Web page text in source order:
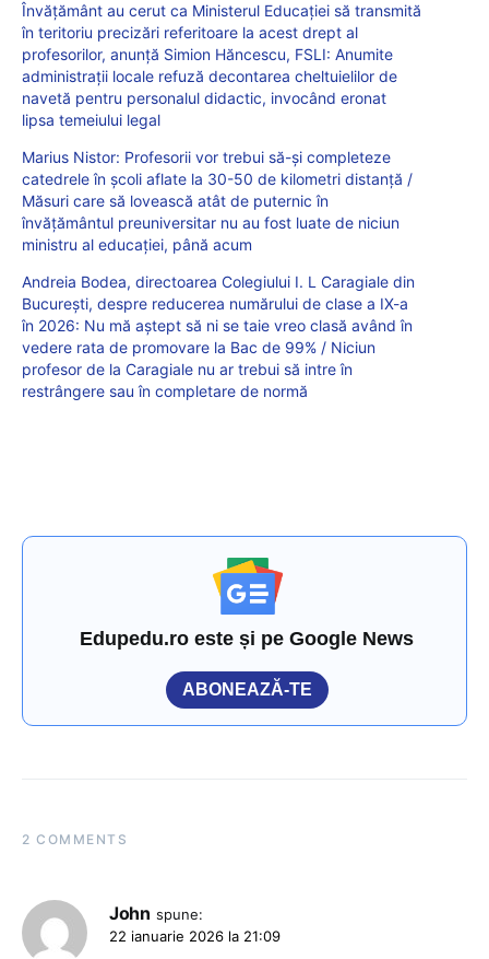
Învățământ au cerut ca Ministerul Educației să transmită
în teritoriu precizări referitoare la acest drept al
profesorilor, anunță Simion Hăncescu, FSLI: Anumite
administrații locale refuză decontarea cheltuielilor de
navetă pentru personalul didactic, invocând eronat
lipsa temeiului legal
Marius Nistor: Profesorii vor trebui să-și completeze
catedrele în școli aflate la 30-50 de kilometri distanță /
Măsuri care să lovească atât de puternic în
învățământul preuniversitar nu au fost luate de niciun
ministru al educației, până acum
Andreia Bodea, directoarea Colegiului I. L Caragiale din
București, despre reducerea numărului de clase a IX-a
în 2026: Nu mă aştept să ni se taie vreo clasă având în
vedere rata de promovare la Bac de 99% / Niciun
profesor de la Caragiale nu ar trebui să intre în
restrângere sau în completare de normă
Edupedu.ro este și pe Google News
ABONEAZĂ-TE
2 COMMENTS
John spune:
22 ianuarie 2026 la 21:09